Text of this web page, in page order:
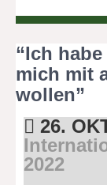
“Ich
mich mit
wollen”
26.
2022